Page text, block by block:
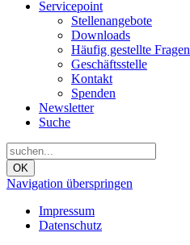
Servicepoint
Stellenangebote
Downloads
Häufig gestellte Fragen
Geschäftsstelle
Kontakt
Spenden
Newsletter
Suche
OK
Navigation überspringen
Impressum
Datenschutz